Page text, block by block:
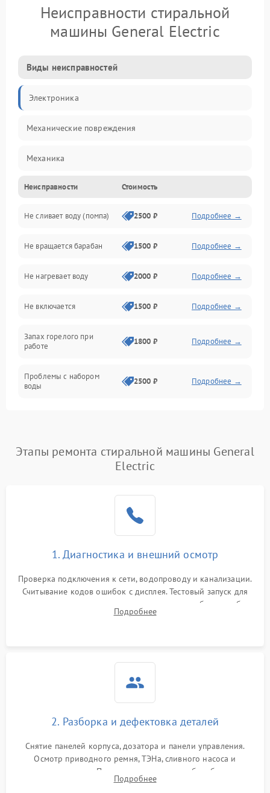
Неисправности стиральной
машины General Electric
Виды неисправностей
Электроника
Механические повреждения
Механика
Электропитание
Водоснабжение
Слив
Программное обеспечение
Неисправности Стоимость
Не сливает воду (помпа) 2500 ₽ Подробнее →
Не вращается барабан 1500 ₽ Подробнее →
Не нагревает воду 2000 ₽ Подробнее →
Не включается 1500 ₽ Подробнее →
Запах горелого при
работе
1800 ₽ Подробнее →
Проблемы с набором
воды
2500 ₽ Подробнее →
Подробнее →
Этапы ремонта стиральной машины General
Electric
1. Диагностика и внешний осмотр
Проверка подключения к сети, водопроводу и канализации.
Считывание кодов ошибок с дисплея. Тестовый запуск для
выявления посторонних шумов, протечек или сбоев в работе
электронного модуля управления.
Подробнее
2. Разборка и дефектовка деталей
Снятие панелей корпуса, дозатора и панели управления.
Осмотр приводного ремня, ТЭНа, сливного насоса и
амортизаторов. Проверка подшипников барабана и
крестовины на износ, а манжеты люка на разрывы.
Подробнее